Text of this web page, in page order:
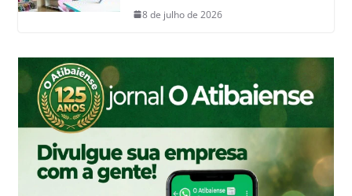
8 de julho de 2026